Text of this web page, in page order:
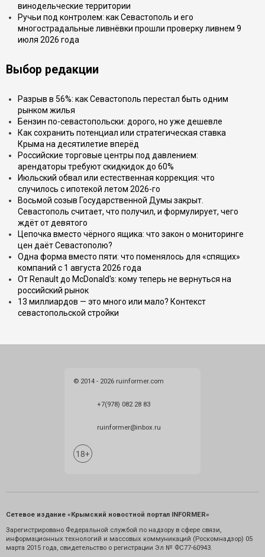
винодельческие территории
Ручьи под контролем: как Севастополь и его
многострадальные ливнёвки прошли проверку ливнем 9
июля 2026 года
Выбор редакции
Разрыв в 56%: как Севастополь перестал быть одним
рынком жилья
Бензин по-севастопольски: дорого, но уже дешевле
Как сохранить потенциал или стратегическая ставка
Крыма на десятилетие вперёд
Российские торговые центры под давлением:
арендаторы требуют скидкидок до 60%
Июльский обвал или естественная коррекция: что
случилось с ипотекой летом 2026-го
Восьмой созыв Государственной Думы закрыт.
Севастополь считает, что получил, и формулирует, чего
ждёт от девятого
Цепочка вместо чёрного ящика: что закон о мониторинге
цен даёт Севастополю?
Одна форма вместо пяти: что поменялось для «спящих»
компаний с 1 августа 2026 года
От Renault до McDonald's: кому теперь не вернуться на
российский рынок
13 миллиардов — это много или мало? Контекст
севастопольской стройки
© 2014 - 2026 ruinformer.com
+7(978) 082 28 83
ruinformer@inbox.ru
Сетевое издание «Крымский новостной портал INFORMER»
Зарегистрировано Федеральной службой по надзору в сфере связи,
информационных технологий и массовых коммуникаций (Роскомнадзор) 05
марта 2015 года, свидетельство о регистрации Эл № ФС77-60943.